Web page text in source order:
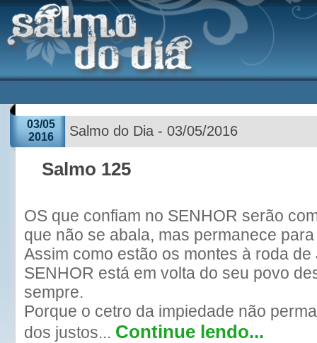
03/05
2016
Salmo do Dia - 03/05/2016
Salmo 125
OS que confiam no SENHOR serão
que não se abala, mas permanece
Assim como estão os montes à roda
SENHOR está em volta do seu povo
sempre.
Porque o cetro da impiedade não
dos justos... Continue lendo...